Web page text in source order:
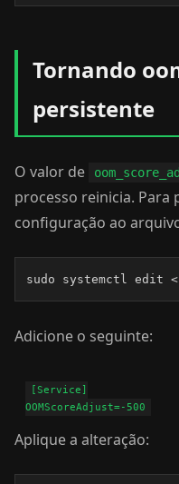
Tornando
persistente
O valor de
processo reinicia. Para
configuração ao
sudo systemctl edit
Adicione o seguinte:
[Service]
Aplique a alteração: